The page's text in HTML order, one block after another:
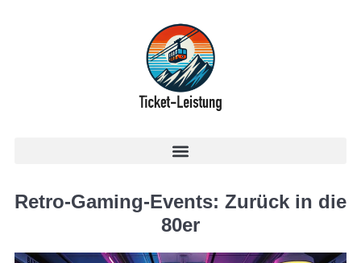
Retro-Gaming-Events: Zurück in die
80er